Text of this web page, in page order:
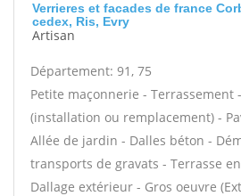
Verrieres et facades de france
cedex, Ris, Evry
Artisan
Département: 91, 75
Petite maçonnerie - Terrassement
(installation ou remplacement) -
Allée de jardin - Dalles béton -
transports de gravats - Terrasse
Dallage extérieur - Gros oeuvre